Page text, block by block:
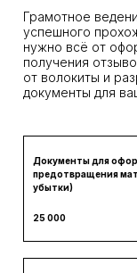
Грамотное
успешного
нужно всё от
получения
от волокиты и
документы для
Документы для
предотвращения
убытки)
25 000